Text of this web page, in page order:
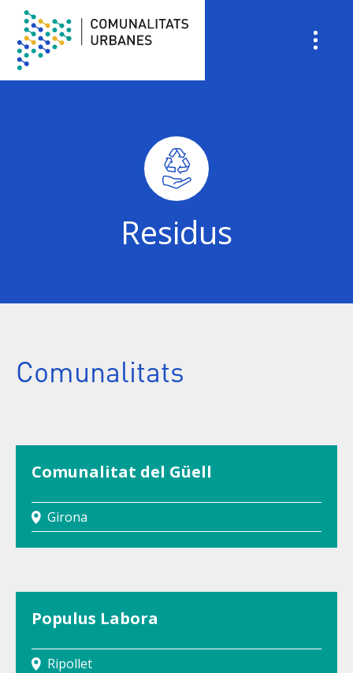
contingut
Residus
Comunalitats
Comunalitat del Güell
Girona
Populus Labora
Ripollet